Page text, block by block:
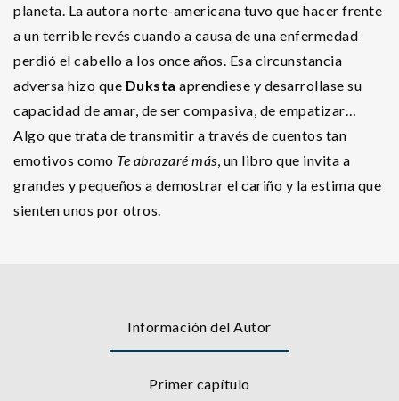
planeta. La autora norte-americana tuvo que hacer frente
a un terrible revés cuando a causa de una enfermedad
perdió el cabello a los once años. Esa circunstancia
adversa hizo que Duksta aprendiese y desarrollase su
capacidad de amar, de ser compasiva, de empatizar…
Algo que trata de transmitir a través de cuentos tan
emotivos como Te abrazaré más , un libro que invita a
grandes y pequeños a demostrar el cariño y la estima que
sienten unos por otros.
Información del Autor
Primer capítulo